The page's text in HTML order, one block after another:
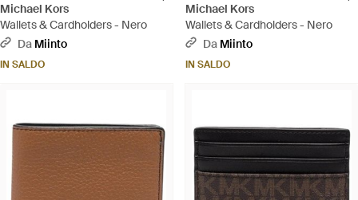
Michael Kors
Wallets & Cardholders - Nero
Da Miinto
IN SALDO
Michael Kors
Wallets & Cardholders - Nero
Da Miinto
IN SALDO